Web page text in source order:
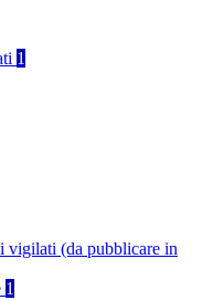
1
vigilati (da pubblicare in
1